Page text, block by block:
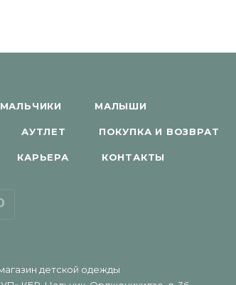
МАЛЬЧИКИ МАЛЫШИ
АУТЛЕТ ПОКУПКА И ВОЗВРАТ
КАРЬЕРА КОНТАКТЫ
детской одежды